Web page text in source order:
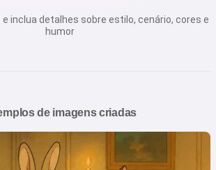
e inclua detalhes sobre estilo, cenário, cores e
humor
de imagens criadas